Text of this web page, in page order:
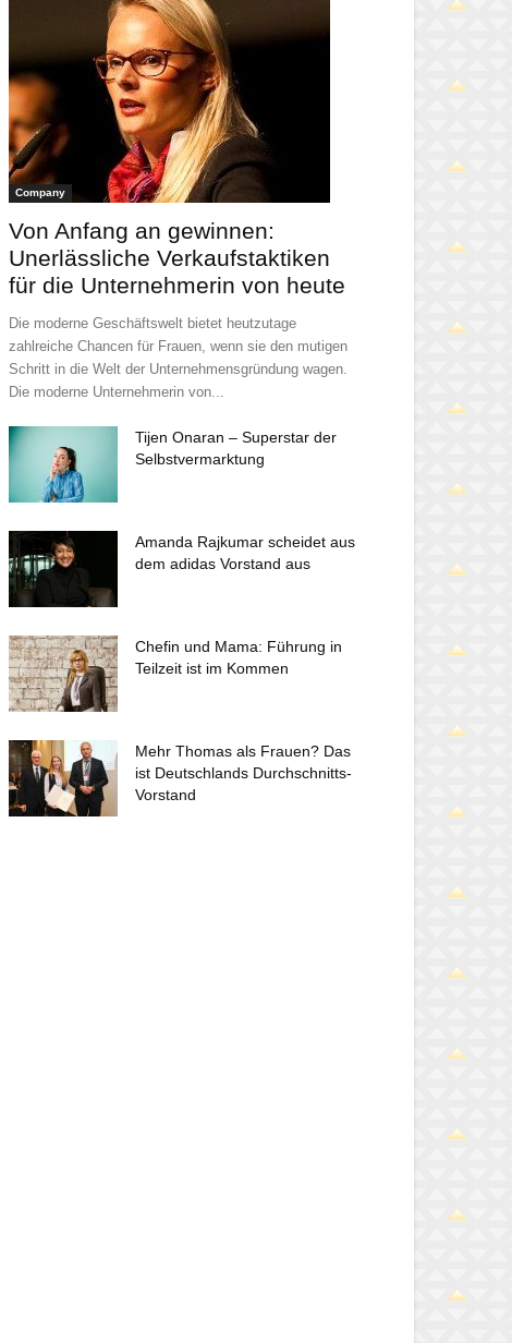
Company
Von Anfang an gewinnen:
Unerlässliche Verkaufstaktiken
für die Unternehmerin von heute
Die moderne Geschäftswelt bietet heutzutage
zahlreiche Chancen für Frauen, wenn sie den mutigen
Schritt in die Welt der Unternehmensgründung wagen.
Die moderne Unternehmerin von...
Tijen Onaran – Superstar der
Selbstvermarktung
Amanda Rajkumar scheidet aus
dem adidas Vorstand aus
Chefin und Mama: Führung in
Teilzeit ist im Kommen
Mehr Thomas als Frauen? Das
ist Deutschlands Durchschnitts-
Vorstand